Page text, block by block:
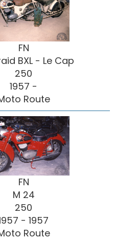
FN
BXL - Le Cap
250
1957 -
Route
FN
M 24
250
- 1957
Route